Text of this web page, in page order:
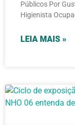
Públicos Por
Higienista
LEIA MAIS »